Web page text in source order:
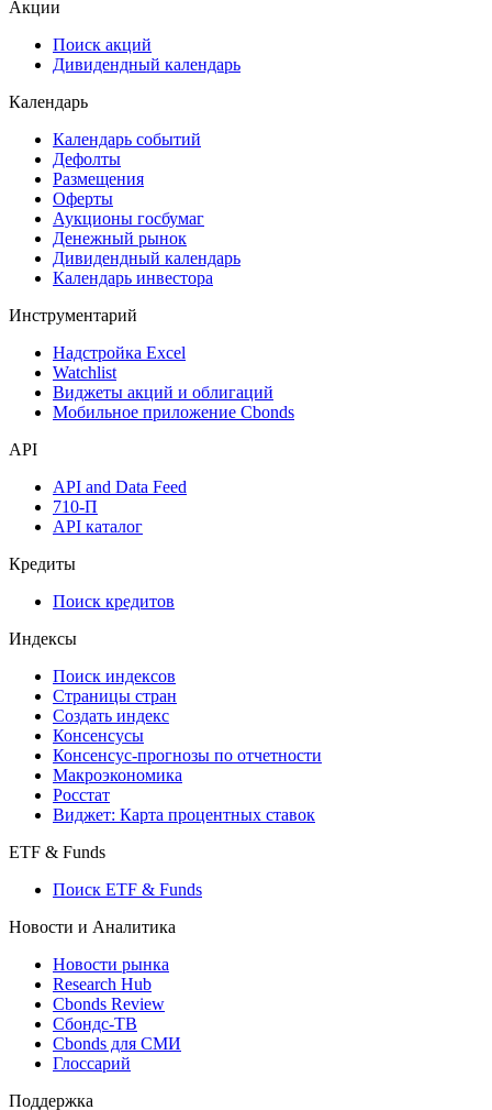
ESG
Самые популярные облигации на Cbonds.ru
Дивидендный календарь
Календарь
Календарь событий
Дефолты
Размещения
Оферты
Аукционы госбумаг
Денежный рынок
Календарь инвестора
Инструментарий
Надстройка Excel
Мобильное приложение Cbonds
API
API and Data Feed
API каталог
Кредиты
Поиск кредитов
Индексы
Поиск индексов
Страницы стран
Создать индекс
Консенсусы
Консенсус-прогнозы по отчетности
Макроэкономика
Виджет: Карта процентных ставок
ETF & Funds
Поиск ETF & Funds
Новости и Аналитика
Новости рынка
Research Hub
Cbonds Review
Сбондс-ТВ